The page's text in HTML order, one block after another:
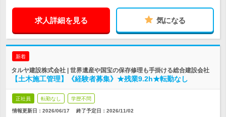
求人詳細を見る 気になる
新着
タルヤ建設株式会社 | 世界遺産や国宝の保存修理も手掛ける総合建設会社
【土木施工管理】《経験者募集》★残業9.2h★転勤なし
正社員 転勤なし 学歴不問
情報更新日：2026/06/17 終了予定日： 2026/11/02